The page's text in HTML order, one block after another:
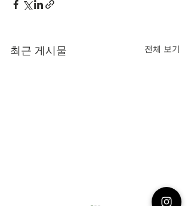
최근 게시물 전체 보기